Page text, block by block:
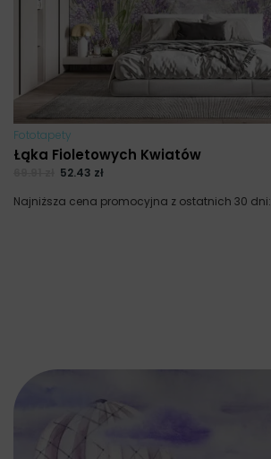
Fototapety
Łąka Fioletowych Kwiatów
52.43 zł
Najniższa cena promocyjna z ostatnich 30 dni: